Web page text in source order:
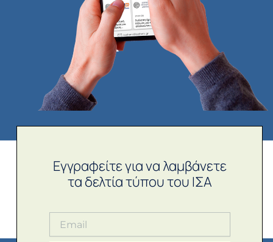
Εγγραφείτε για να λαμβάνετε
τα δελτία τύπου του ΙΣΑ